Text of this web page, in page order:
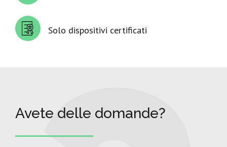
Solo dispositivi certificati
Avete delle domande?